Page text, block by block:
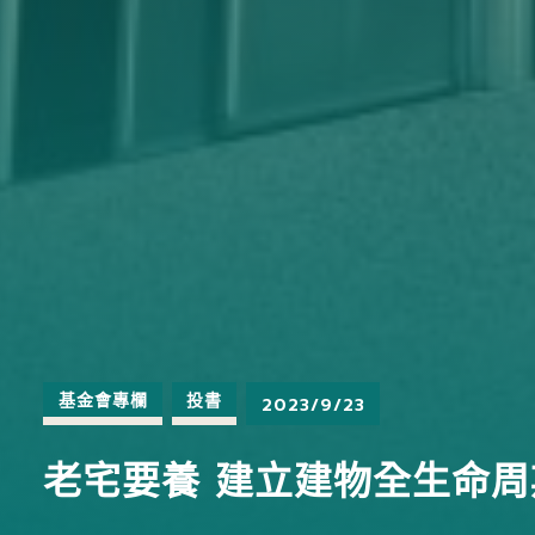
基金會專欄 投書 2023/9/23
老宅要養 建立建物全生命